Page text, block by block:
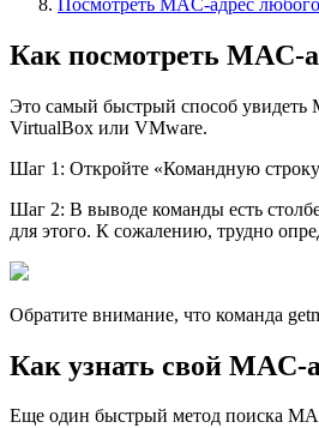
Как посмотреть MAC-
Это самый быстрый способ увидеть
VirtualBox или VMware.
Шаг 1: Откройте «Командную
Шаг 2: В выводе команды есть
для этого. К сожалению, трудно
Обратите внимание, что команда
Как узнать свой
Еще один быстрый метод поиска